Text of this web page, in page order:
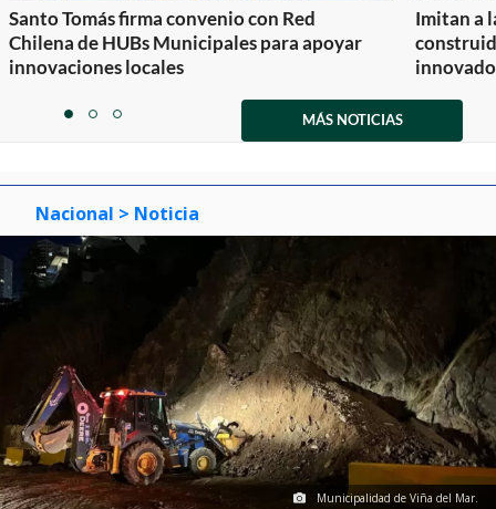
Santo Tomás firma convenio con Red
Chilena de HUBs Municipales para apoyar
innovaciones locales
Imitan a
itemitemitem
MÁS NOTICIAS
Nacional > Noticia
Municipalidad de Viña del Mar.